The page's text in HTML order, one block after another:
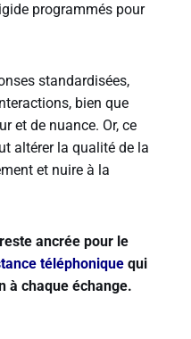
programmés pour
standardisées,
bien que
et de nuance. Or, ce
altérer la qualité de la
et nuire à la
ancrée pour le
téléphonique qui
à chaque échange.